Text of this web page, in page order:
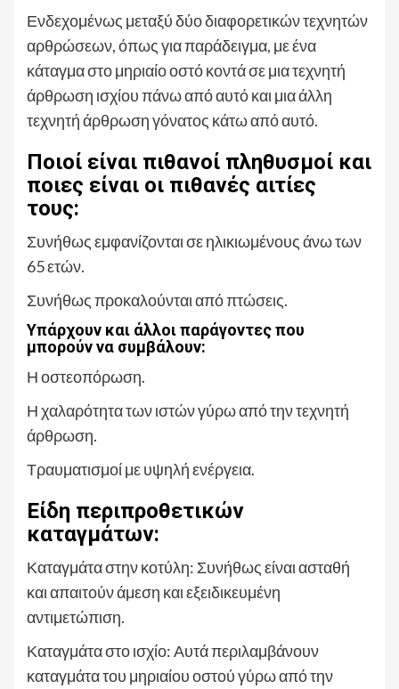
Ενδεχομένως μεταξύ δύο διαφορετικών τεχνητών
αρθρώσεων, όπως για παράδειγμα, με ένα
κάταγμα στο μηριαίο οστό κοντά σε μια τεχνητή
άρθρωση ισχίου πάνω από αυτό και μια άλλη
τεχνητή άρθρωση γόνατος κάτω από αυτό.
Ποιοί είναι πιθανοί πληθυσμοί και
ποιες είναι οι πιθανές αιτίες
τους:
Συνήθως εμφανίζονται σε ηλικιωμένους άνω των
65 ετών.
Συνήθως προκαλούνται από πτώσεις.
Υπάρχουν και άλλοι παράγοντες που
μπορούν να συμβάλουν:
Η οστεοπόρωση.
Η χαλαρότητα των ιστών γύρω από την τεχνητή
άρθρωση.
Τραυματισμοί με υψηλή ενέργεια.
Είδη περιπροθετικών
καταγμάτων:
Καταγμάτα στην κοτύλη: Συνήθως είναι ασταθή
και απαιτούν άμεση και εξειδικευμένη
αντιμετώπιση.
Καταγμάτα στο ισχίο: Αυτά περιλαμβάνουν
καταγμάτα του μηριαίου οστού γύρω από την